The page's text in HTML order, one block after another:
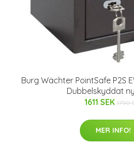
Burg Wächter PointSafe P2S
Dubbelskyddat
1611 SEK 1790
MER INFO!